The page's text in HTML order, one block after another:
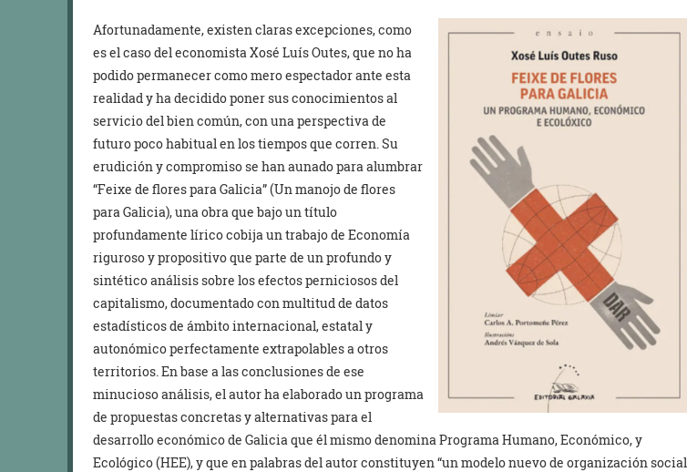
Afortunadamente, existen claras excepciones, como
es el caso del economista Xosé Luís Outes, que no ha
podido permanecer como mero espectador ante esta
realidad y ha decidido poner sus conocimientos al
servicio del bien común, con una perspectiva de
futuro poco habitual en los tiempos que corren. Su
erudición y compromiso se han aunado para alumbrar
“Feixe de flores para Galicia” (Un manojo de flores
para Galicia), una obra que bajo un título
profundamente lírico cobija un trabajo de Economía
riguroso y propositivo que parte de un profundo y
sintético análisis sobre los efectos perniciosos del
capitalismo, documentado con multitud de datos
estadísticos de ámbito internacional, estatal y
autonómico perfectamente extrapolables a otros
territorios. En base a las conclusiones de ese
minucioso análisis, el autor ha elaborado un programa
de propuestas concretas y alternativas para el
desarrollo económico de Galicia que él mismo denomina Programa Humano, Económico, y
Ecológico (HEE), y que en palabras del autor constituyen “un modelo nuevo de organización social